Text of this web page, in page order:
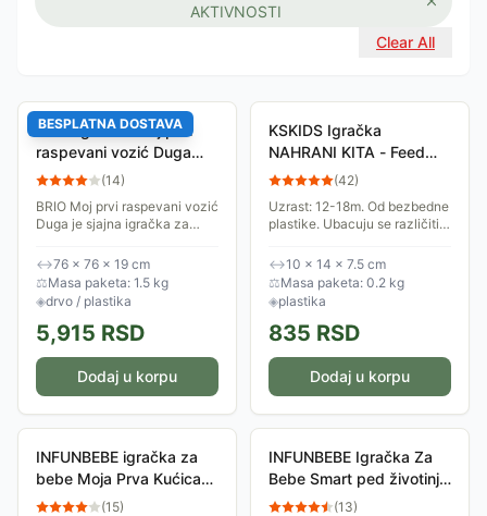
AKTIVNOSTI
Clear All
BESPLATNA DOSTAVA
BRIO Igračka Moj prvi
raspevani vozić Duga
36002
(14)
BRIO Moj prvi raspevani vozić
Duga je sjajna igračka za
muzike, zabavnog voženja
lokomotive po pruzi, tu je i
zadatak koji dete...
↔76 × 76 × 19 cm
⚖Masa paketa: 1.5 kg
◈drvo / plastika
5,915 RSD
Dodaj u korpu
KSKIDS Igračka
NAHRANI KITA - Feed
the Whale - KA10767
(42)
Uzrast: 12-18m. Od bezbedne
plastike. Ubacuju se različiti
Učenje oblika, uzroka i
posledice.
↔10 × 14 × 7.5 cm
⚖Masa paketa: 0.2 kg
◈plastika
835 RSD
Dodaj u korpu
INFUNBEBE igračka za
bebe Moja Prva Kućica
12M+
(15)
INFUNBEBE Igračka Za
Bebe Smart ped životinje
sa zvukom 12+
(13)